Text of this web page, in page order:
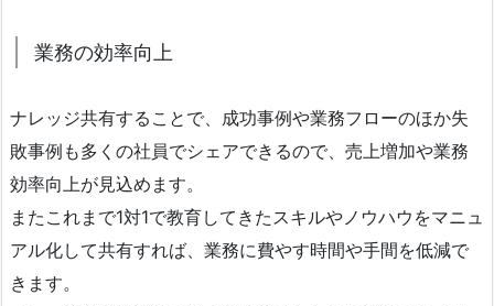
業務の効率向上
ナレッジ共有することで、成功事例や業務フローのほか失
敗事例も多くの社員でシェアできるので、売上増加や業務
効率向上が見込めます。
またこれまで1対1で教育してきたスキルやノウハウをマニュ
アル化して共有すれば、業務に費やす時間や手間を低減で
きます。